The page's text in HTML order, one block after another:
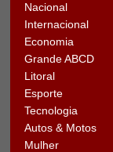
Nacional
Internacional
Economia
Grande ABCD
Litoral
Esporte
Tecnologia
Autos & Motos
Mulher